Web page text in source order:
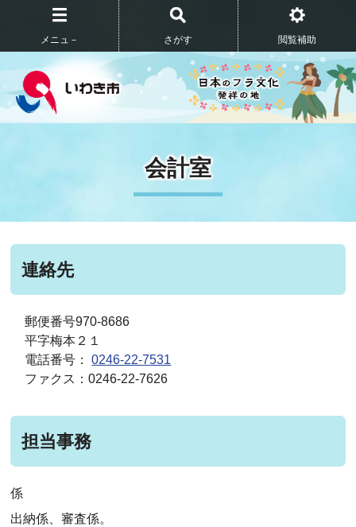
メニュ－ さがす 閲覧補助
会計室
連絡先
郵便番号970-8686
平字梅本２１
電話番号：0246-22-7531
ファクス：0246-22-7626
担当事務
係
出納係、審査係。